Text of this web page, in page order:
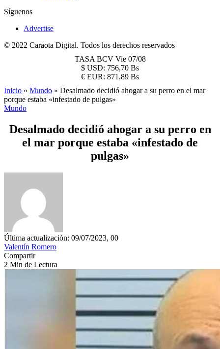
Síguenos
Advertise
© 2022 Caraota Digital. Todos los derechos reservados
TASA BCV Vie 07/08
$ USD: 756,70 Bs
€ EUR: 871,89 Bs
Inicio » Mundo » Desalmado decidió ahogar a su perro en el mar
porque estaba «infestado de pulgas»
Mundo
Desalmado decidió ahogar a su perro en
el mar porque estaba «infestado de
pulgas»
Última actualización: 09/07/2023, 00
Valentín Romero
Compartir
2 Min de Lectura